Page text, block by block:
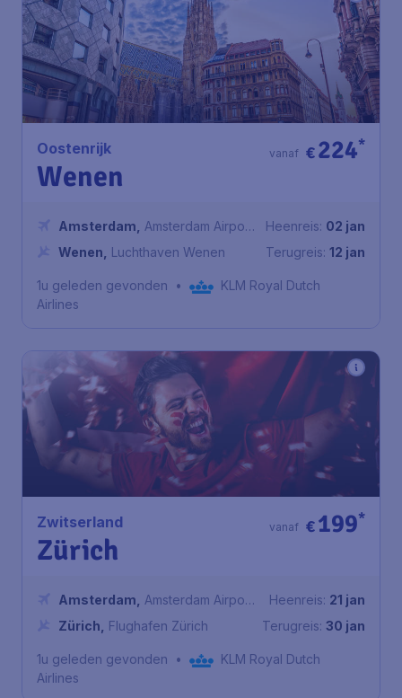
Oostenrijk
Wenen
€224*
vanaf
Amsterdam
Amsterdam Airport
Schiphol
Wenen Luchthaven Wenen
Heenreis: 02 jan
Terugreis: 12 jan
1u geleden gevonden •
KLM Royal Dutch
Airlines
Zwitserland
Zürich
€199*
vanaf
Amsterdam
Amsterdam Airport
Schiphol
Zürich Flughafen Zürich
Heenreis: 21 jan
Terugreis: 30 jan
1u geleden gevonden •
KLM Royal Dutch
Airlines